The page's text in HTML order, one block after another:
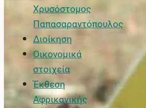
Χρυσόστομος
Παπασαραντόπουλος
Διοίκηση
Οικονομικά
στοιχεία
Έκθεση
Αφρικανικής